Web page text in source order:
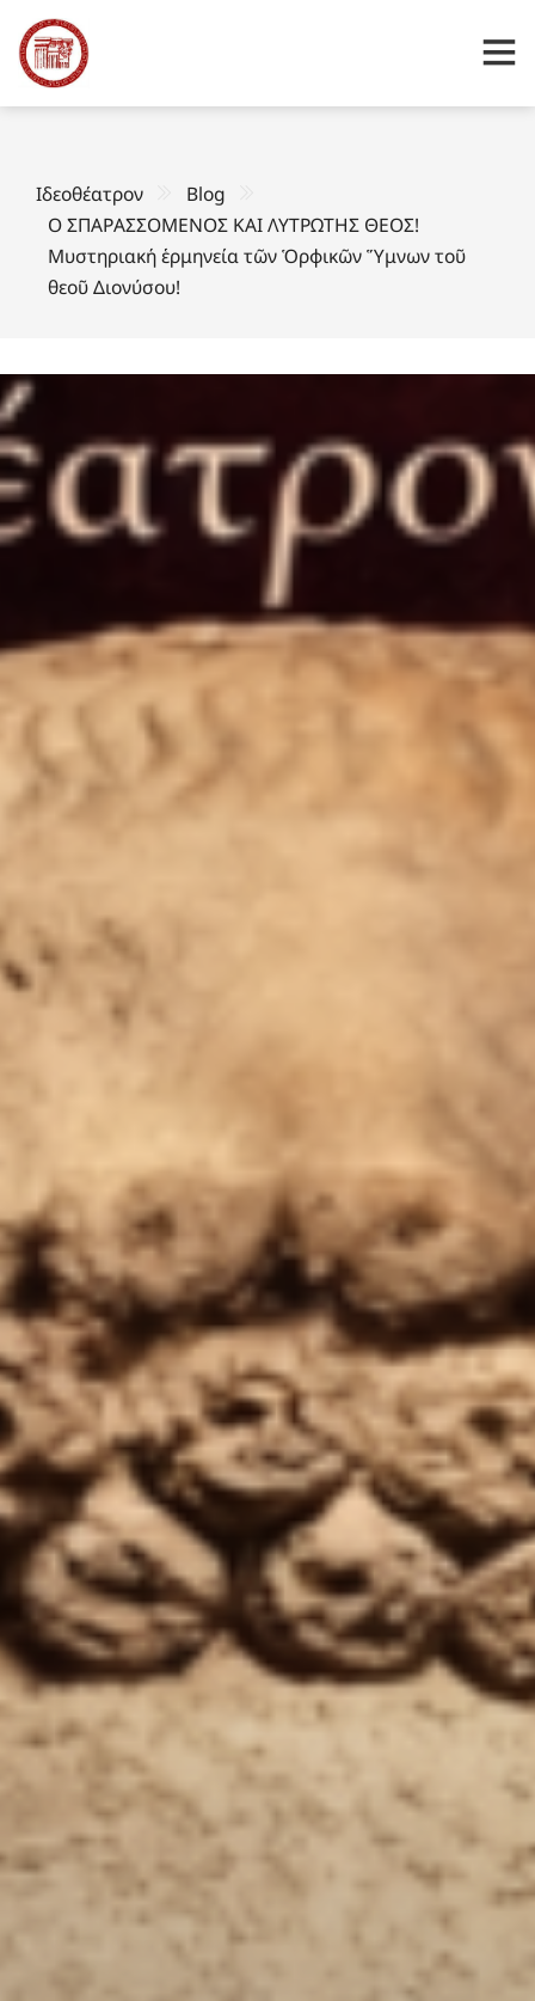
Ιδεοθέατρον
Blog
Ο ΣΠΑΡΑΣΣΟΜΕΝΟΣ ΚΑΙ ΛΥΤΡΩΤΗΣ ΘΕΟΣ!
Μυστηριακή ἑρμηνεία τῶν Ὁρφικῶν Ὕμνων τοῦ
θεοῦ Διονύσου!